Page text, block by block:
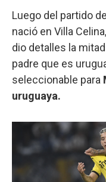
Luego del partido
nació en Villa
dio detalles la
padre que es
seleccionable para
uruguaya.